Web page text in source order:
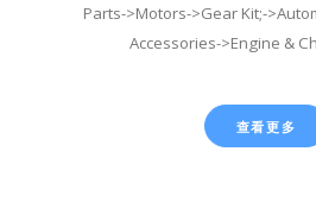
Parts->Motors->Gear Kit;-
Accessories->Engine &
查看更多